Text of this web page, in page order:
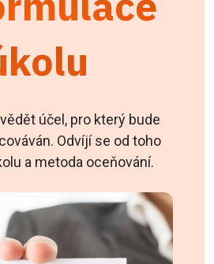
účel, pro který bude
Odvíjí se od toho
a metoda oceňování.